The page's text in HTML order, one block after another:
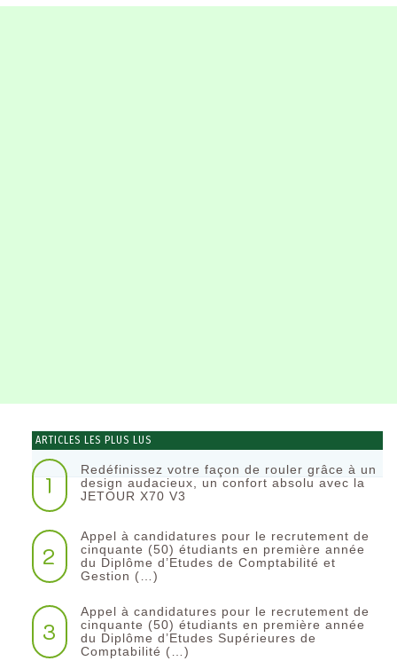
ARTICLES LES PLUS LUS
1
Redéfinissez votre façon de rouler grâce à un
design audacieux, un confort absolu avec la
JETOUR X70 V3
2
Appel à candidatures pour le recrutement de
cinquante (50) étudiants en première année
du Diplôme d’Etudes de Comptabilité et
Gestion (…)
3
Appel à candidatures pour le recrutement de
cinquante (50) étudiants en première année
du Diplôme d’Etudes Supérieures de
Comptabilité (…)